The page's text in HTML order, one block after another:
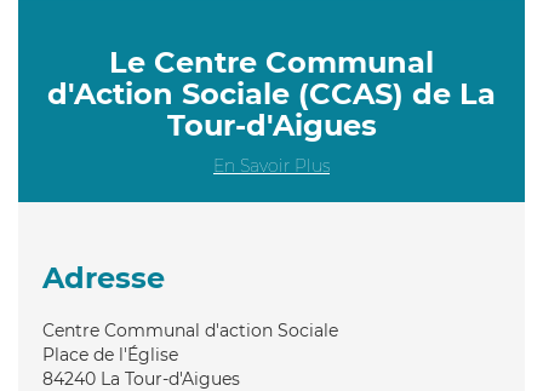
Le Centre Communal
d'Action Sociale (CCAS) de La
Tour-d'Aigues
En Savoir Plus
Adresse
Centre Communal d'action Sociale
Place de l'Église
84240 La Tour-d'Aigues